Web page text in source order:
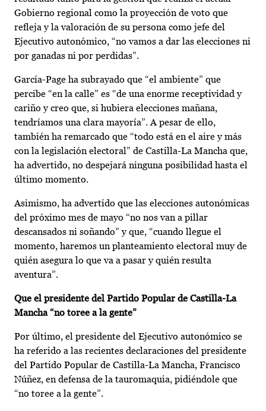
Gobierno regional como la proyección de voto que
refleja y la valoración de su persona como jefe del
Ejecutivo autonómico, “no vamos a dar las elecciones ni
por ganadas ni por perdidas”.
García-Page ha subrayado que “el ambiente” que
percibe “en la calle” es “de una enorme receptividad y
cariño y creo que, si hubiera elecciones mañana,
tendríamos una clara mayoría”. A pesar de ello,
también ha remarcado que “todo está en el aire y más
con la legislación electoral” de Castilla-La Mancha que,
ha advertido, no despejará ninguna posibilidad hasta el
último momento.
Asimismo, ha advertido que las elecciones autonómicas
del próximo mes de mayo “no nos van a pillar
descansados ni soñando” y que, “cuando llegue el
momento, haremos un planteamiento electoral muy de
quién asegura lo que va a pasar y quién resulta
aventura”.
Que el presidente del Partido Popular de Castilla-La
Mancha “no toree a la gente”
Por último, el presidente del Ejecutivo autonómico se
ha referido a las recientes declaraciones del presidente
del Partido Popular de Castilla-La Mancha, Francisco
Núñez, en defensa de la tauromaquia, pidiéndole que
“no toree a la gente”.